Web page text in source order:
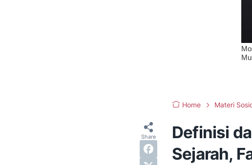
Home Materi
Definisi
Sejarah,